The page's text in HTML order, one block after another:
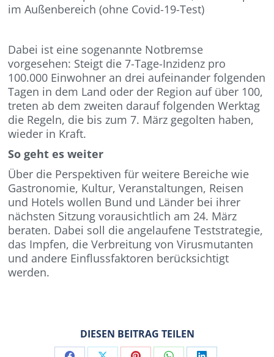
im Außenbereich (ohne Covid-19-Test)
Dabei ist eine sogenannte Notbremse
vorgesehen: Steigt die 7-Tage-Inzidenz pro
100.000 Einwohner an drei aufeinander folgenden
Tagen in dem Land oder der Region auf über 100,
treten ab dem zweiten darauf folgenden Werktag
die Regeln, die bis zum 7. März gegolten haben,
wieder in Kraft.
So geht es weiter
Über die Perspektiven für weitere Bereiche wie
Gastronomie, Kultur, Veranstaltungen, Reisen
und Hotels wollen Bund und Länder bei ihrer
nächsten Sitzung vorausichtlich am 24. März
beraten. Dabei soll die angelaufene Teststrategie,
das Impfen, die Verbreitung von Virusmutanten
und andere Einflussfaktoren berücksichtigt
werden.
DIESEN BEITRAG TEILEN